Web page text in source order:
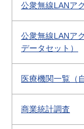
公衆無線LANア
公衆無線LANア
データセット）
医療機関一覧（
商業統計調査